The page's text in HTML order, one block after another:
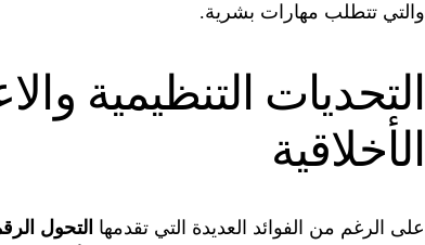
والتي تتطلب مهارات بشرية.
التحديات التنظيمية
الأخلاقية
على الرغم من الفوائد العديدة التي تقدمها التحول